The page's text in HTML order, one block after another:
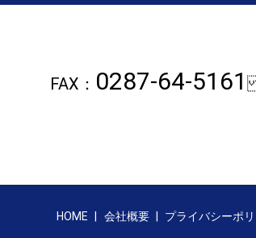
FAX： 0287-64-5161
HOME 会社概要 プライバシーポ